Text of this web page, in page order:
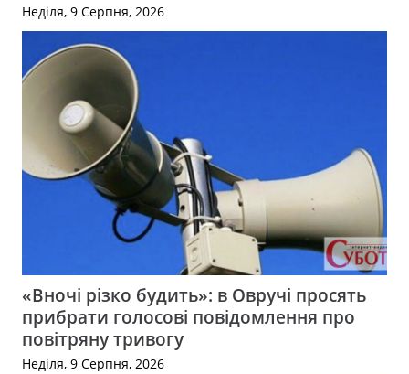
Неділя, 9 Серпня, 2026
«Вночі різко будить»: в Овручі просять
прибрати голосові повідомлення про
повітряну тривогу
Неділя, 9 Серпня, 2026